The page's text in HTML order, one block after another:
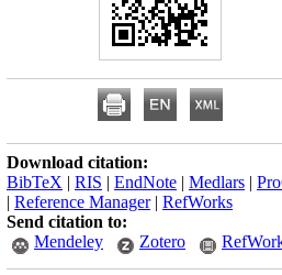
Download citation:
BibTeX | RIS | EndNote | Medlars |
| Reference Manager| RefWorks
Send citation to:
Mendeley
Zotero